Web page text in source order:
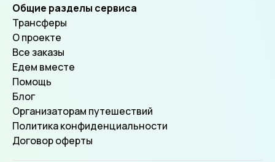
Общие разделы сервиса
Трансферы
О проекте
Все заказы
Едем вместе
Помощь
Блог
Организаторам путешествий
Политика конфиденциальности
Договор оферты